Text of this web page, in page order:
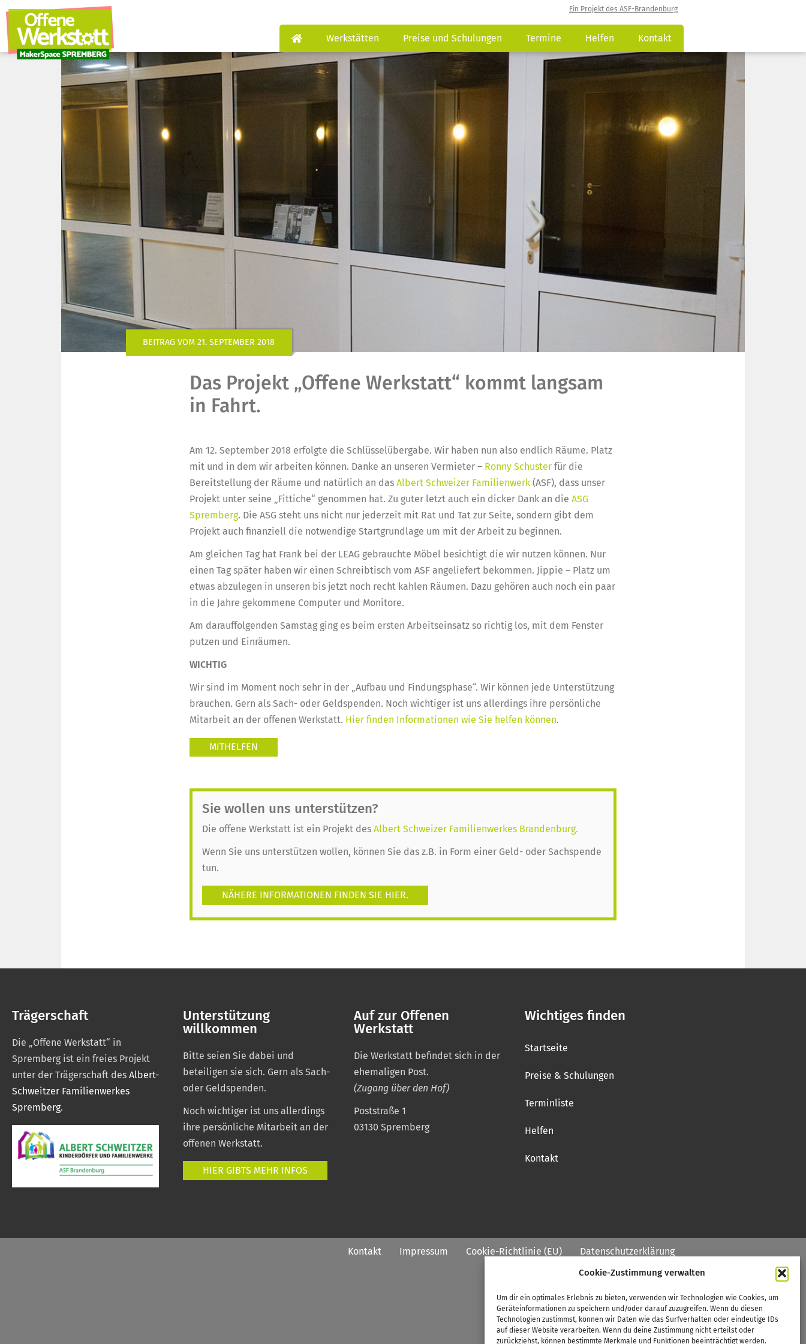
Cookie-Zustimmung verwalten
Um dir ein optimales Erlebnis zu bieten, verwenden wir Technologien wie Cookies, um
Geräteinformationen zu speichern und/oder darauf zuzugreifen. Wenn du diesen
Technologien zustimmst, können wir Daten wie das Surfverhalten oder eindeutige IDs
auf dieser Website verarbeiten. Wenn du deine Zustimmung nicht erteilst oder
zurückziehst, können bestimmte Merkmale und Funktionen beeinträchtigt werden.
Ein Projekt des ASF-Brandenburg
Werkstätten Preise und Schulungen Termine Helfen Kontakt
BEITRAG VOM 21. SEPTEMBER 2018
Das Projekt „Offene Werkstatt“ kommt langsam
in Fahrt.
Am 12. September 2018 erfolgte die Schlüsselübergabe. Wir haben nun also endlich Räume. Platz
mit und in dem wir arbeiten können. Danke an unseren Vermieter – Ronny Schuster für die
Bereitstellung der Räume und natürlich an das Albert Schweizer Familienwerk (ASF), dass unser
Projekt unter seine „Fittiche“ genommen hat. Zu guter letzt auch ein dicker Dank an die ASG
Spremberg. Die ASG steht uns nicht nur jederzeit mit Rat und Tat zur Seite, sondern gibt dem
Projekt auch finanziell die notwendige Startgrundlage um mit der Arbeit zu beginnen.
Am gleichen Tag hat Frank bei der LEAG gebrauchte Möbel besichtigt die wir nutzen können. Nur
einen Tag später haben wir einen Schreibtisch vom ASF angeliefert bekommen. Jippie – Platz um
etwas abzulegen in unseren bis jetzt noch recht kahlen Räumen. Dazu gehören auch noch ein paar
in die Jahre gekommene Computer und Monitore.
Am darauffolgenden Samstag ging es beim ersten Arbeitseinsatz so richtig los, mit dem Fenster
putzen und Einräumen.
WICHTIG
Wir sind im Moment noch sehr in der „Aufbau und Findungsphase“. Wir können jede Unterstützung
brauchen. Gern als Sach- oder Geldspenden. Noch wichtiger ist uns allerdings ihre persönliche
Mitarbeit an der offenen Werkstatt. Hier finden Informationen wie Sie helfen können.
MITHELFEN
Sie wollen uns unterstützen?
Die offene Werkstatt ist ein Projekt des Albert Schweizer Familienwerkes Brandenburg.
Wenn Sie uns unterstützen wollen, können Sie das z.B. in Form einer Geld- oder Sachspende
tun.
NÄHERE INFORMATIONEN FINDEN SIE HIER.
Trägerschaft
Die „Offene Werkstatt“ in
Spremberg ist ein freies Projekt
unter der Trägerschaft des Albert-
Schweitzer Familienwerkes
Spremberg.
Unterstützung
willkommen
Bitte seien Sie dabei und
beteiligen sie sich. Gern als Sach-
oder Geldspenden.
Noch wichtiger ist uns allerdings
ihre persönliche Mitarbeit an der
offenen Werkstatt.
HIER GIBTS MEHR INFOS
Auf zur Offenen
Werkstatt
Die Werkstatt befindet sich in der
ehemaligen Post.
(Zugang über den Hof)
Poststraße 1
03130 Spremberg
Wichtiges finden
Startseite
Preise & Schulungen
Terminliste
Helfen
Kontakt
Kontakt Impressum Cookie-Richtlinie (EU) Datenschutzerklärung